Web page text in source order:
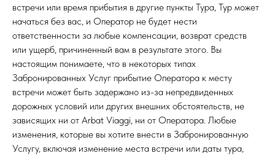
встречи или время прибытия в другие пункты Тура, Тур может
начаться без вас, и Оператор не будет нести
ответственности за любые компенсации, возврат средств
или ущерб, причиненный вам в результате этого. Вы
настоящим понимаете, что в некоторых типах
Забронированных Услуг прибытие Оператора к месту
встречи может быть задержано из-за непредвиденных
дорожных условий или других внешних обстоятельств, не
зависящих ни от Arbat Viaggi, ни от Оператора. Любые
изменения, которые вы хотите внести в Забронированную
Услугу, включая изменение места встречи или даты тура,